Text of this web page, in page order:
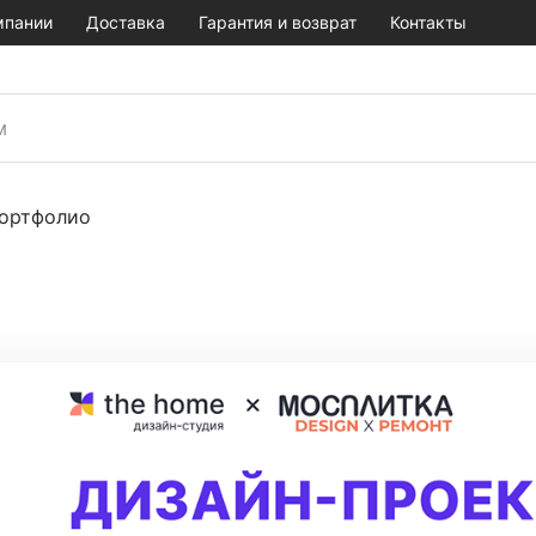
Доставка Гарантия и возврат Контакты